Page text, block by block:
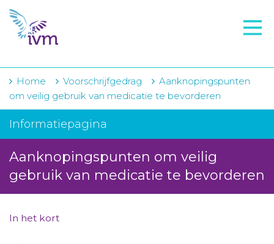
VMI
FTO voorbereiding
IVM-academie
Zorginstellingen
Voorschrijfgedrag
Projecten
Over IVM
Home Voorschrijfgedrag
Aanknopingspunten
om veilig gebruik van medicatie te bevorderen
Informatiepagina
Aanknopingspunten om veilig
gebruik van medicatie te bevorderen
In het kort